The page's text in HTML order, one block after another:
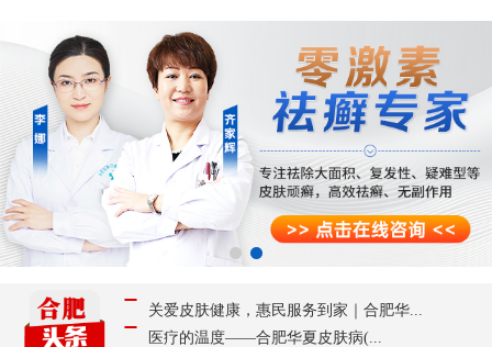
关爱皮肤健康，惠民服务到家｜合肥华...
医疗的温度——合肥华夏皮肤病(...